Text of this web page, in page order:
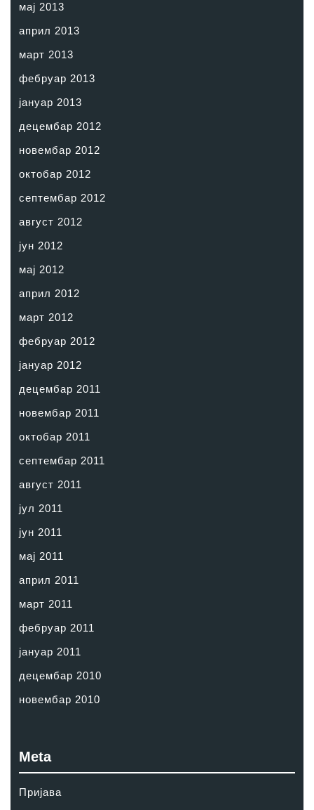
мај 2013
април 2013
март 2013
фебруар 2013
јануар 2013
децембар 2012
новембар 2012
октобар 2012
септембар 2012
август 2012
јун 2012
мај 2012
април 2012
март 2012
фебруар 2012
јануар 2012
децембар 2011
новембар 2011
октобар 2011
септембар 2011
август 2011
јул 2011
јун 2011
мај 2011
април 2011
март 2011
фебруар 2011
јануар 2011
децембар 2010
новембар 2010
Meta
Пријава